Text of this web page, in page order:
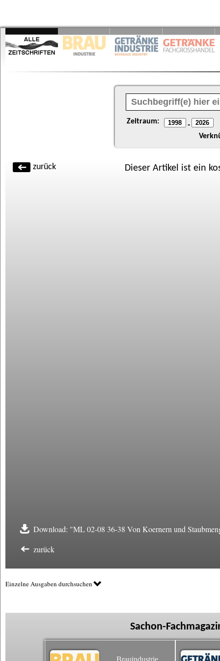
Zeitraum: -
zurück Dieser Artikel ist ein
Download: "ML 02-08 36-38 Von Koernern und
zurück
Einzelne Ausgaben durchsuchen
Sachon-
Brauindustrie